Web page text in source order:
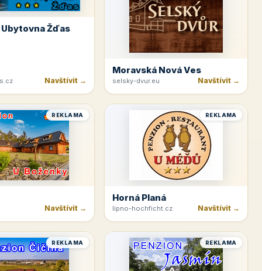
Žďas
Navštívit →
Moravská Nová Ves
selsky-dvur.eu Navštívit →
REKLAMA
Navštívit →
REKLAMA
Horná Planá
lipno-hochficht.cz Navštívit →
REKLAMA REKLAMA